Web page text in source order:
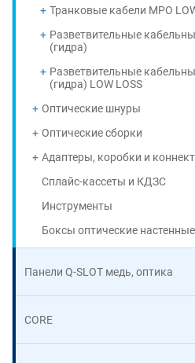
Транковые кабели MPO
Разветвительные
(гидра)
Разветвительные
(гидра) LOW LOSS
Оптические шнуры
Оптические сборки
Адаптеры, коробки и
Сплайс-кассеты и КДЗС
Инструменты
Боксы оптические
Панели Q-SLOT медь, оптика
CORE